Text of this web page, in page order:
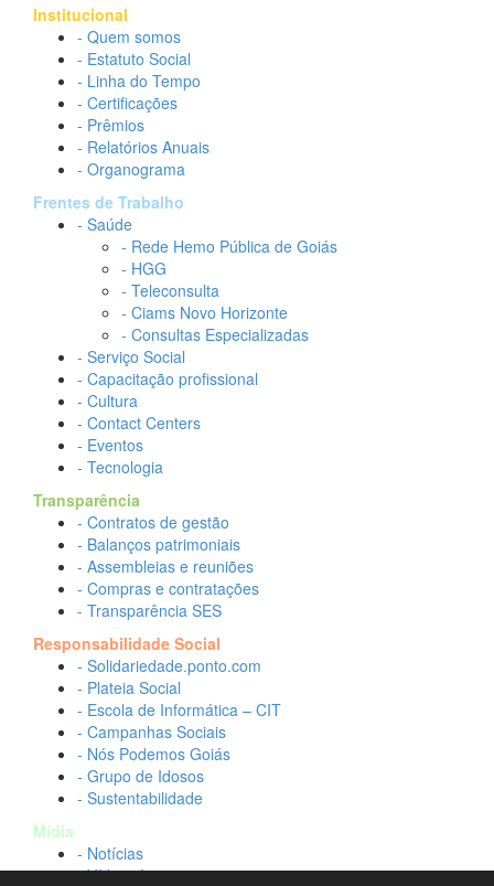
Institucional
- Quem somos
- Estatuto Social
- Linha do Tempo
- Certificações
- Prêmios
- Relatórios Anuais
- Organograma
Frentes de Trabalho
- Saúde
- Rede Hemo Pública de Goiás
- HGG
- Teleconsulta
- Ciams Novo Horizonte
- Consultas Especializadas
- Serviço Social
- Capacitação profissional
- Cultura
- Contact Centers
- Eventos
- Tecnologia
Transparência
- Contratos de gestão
- Balanços patrimoniais
- Assembleias e reuniões
- Compras e contratações
- Transparência SES
Responsabilidade Social
- Solidariedade.ponto.com
- Plateia Social
- Escola de Informática – CIT
- Campanhas Sociais
- Nós Podemos Goiás
- Grupo de Idosos
- Sustentabilidade
Mídia
- Notícias
- Vídeos Institucionais